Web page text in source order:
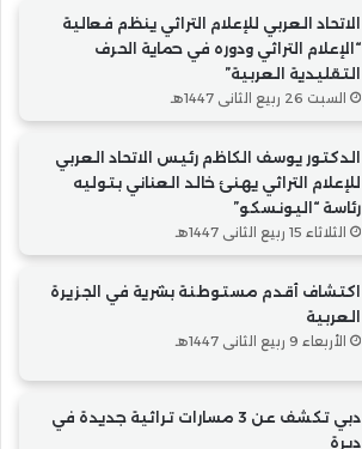
الاتحاد العربي للإعلام التراثي ينظم فعالية
“الإعلام التراثي ودوره في حماية الحرف
التقليدية العربية”
السبت 26 ربيع الثاني 1447هـ
الدكتور يوسف الكاظم رئيس الاتحاد العربي
للإعلام التراثي يهنئ خالد العناني بتوليه
رئاسة “اليونسكو”
الثلاثاء 15 ربيع الثاني 1447هـ
اكتشاف أقدم مستوطنة بشرية في الجزيرة
العربية
الأربعاء 9 ربيع الثاني 1447هـ
دبي تكشف عن 3 مسارات تراثية جديدة في
ديرة